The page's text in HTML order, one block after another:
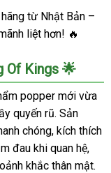
từ Nhật Bản –
liệt hơn! 🔥
Of Kings 🌟
popper mới vừa
quyến rũ. Sản
chóng, kích thích
đau khi quan hệ,
khắc thân mật.